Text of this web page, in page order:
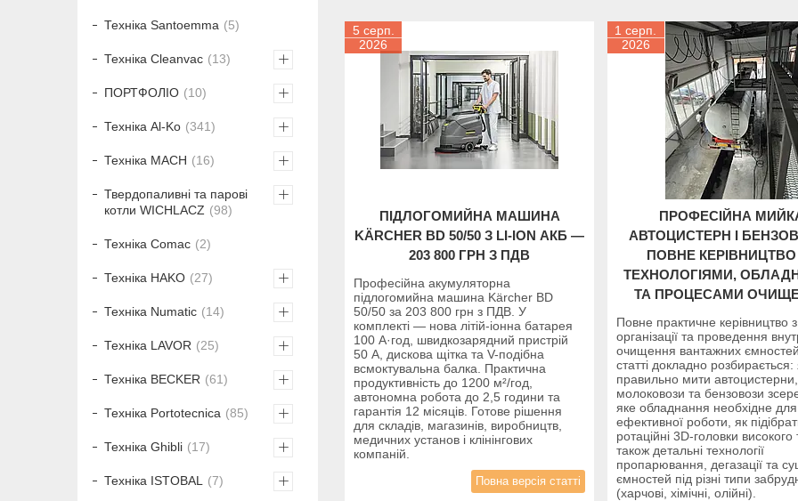
5 серп.
2026
ПІДЛОГОМИЙНА МАШИНА
KÄRCHER BD 50/50 З LI-ION АКБ —
203 800 ГРН З ПДВ
Професійна акумуляторна
підлогомийна машина Kärcher BD
50/50 за 203 800 грн з ПДВ. У
комплекті — нова літій-іонна батарея
100 А·год, швидкозарядний пристрій
50 А, дискова щітка та V-подібна
всмоктувальна балка. Практична
продуктивність до 1200 м²/год,
автономна робота до 2,5 години та
гарантія 12 місяців. Готове рішення
для складів, магазинів, виробництв,
медичних установ і клінінгових
компаній.
Повна версія статті
1 серп.
2026
ПРОФЕСІЙНА
АВТОЦИСТЕРН І
ПОВНЕ КЕРІВНИЦТВО
ТЕХНОЛОГІЯМИ,
ТА ПРОЦЕСАМИ
Повне практичне керівництво з
організації та проведення
очищення вантажних
статті докладно розбирається:
правильно мити автоцистерни,
молоковози та бензовози
яке обладнання необхідне для
ефективної роботи, як
ротаційні 3D-головки високого
також детальні технології
пропарювання, дегазації та
ємностей під різні типи
(харчові, хімічні, олійні).
Техніка Santoemma 5
Техніка Cleanvac 13
ПОРТФОЛІО 10
Техніка Al-Ko 341
Техніка MACH 16
Твердопаливні та парові
котли WICHLACZ
98
Техніка Comac 2
Техніка HAKO 27
Техніка Numatic 14
Техніка LAVOR 25
Техніка BECKER 61
Техніка Portotecnica 85
Техніка Ghibli 17
Техніка ISTOBAL 7